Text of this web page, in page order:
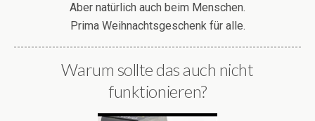
Aber natürlich auch beim Menschen.
Prima Weihnachtsgeschenk für alle.
Warum sollte das auch nicht
funktionieren?